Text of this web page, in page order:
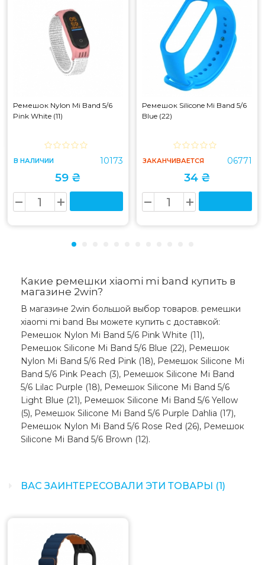
Ремешок Nylon Mi Band 5/6
Pink White (11)
В НАЛИЧИИ 10173
59 ₴
Ремешок Silicone Mi Band 5/6
Blue (22)
ЗАКАНЧИВАЕТСЯ 06771
34 ₴
Какие ремешки xiaomi mi band купить в
магазине 2win?
В магазине 2win большой выбор товаров. ремешки
xiaomi mi band Вы можете купить с доставкой:
Ремешок Nylon Mi Band 5/6 Pink White (11),
Ремешок Silicone Mi Band 5/6 Blue (22), Ремешок
Nylon Mi Band 5/6 Red Pink (18), Ремешок Silicone Mi
Band 5/6 Pink Peach (3), Ремешок Silicone Mi Band
5/6 Lilac Purple (18), Ремешок Silicone Mi Band 5/6
Light Blue (21), Ремешок Silicone Mi Band 5/6 Yellow
(5), Ремешок Silicone Mi Band 5/6 Purple Dahlia (17),
Ремешок Nylon Mi Band 5/6 Rose Red (26), Ремешок
Silicone Mi Band 5/6 Brown (12).
ВАС ЗАИНТЕРЕСОВАЛИ ЭТИ ТОВАРЫ (1)